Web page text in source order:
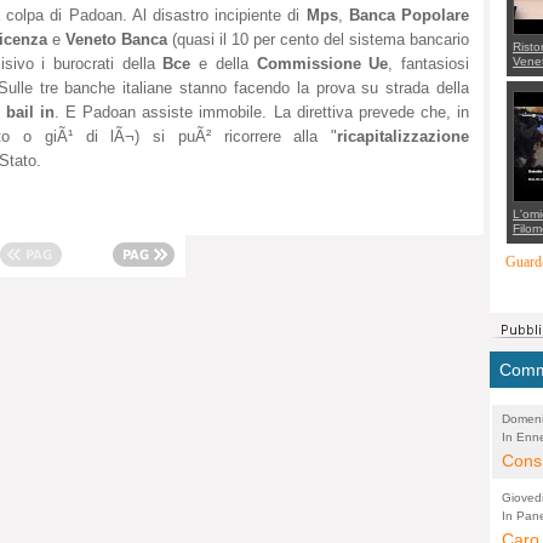
colpa di Padoan. Al disastro incipiente di Mps, Banca Popolare
e Veneto Banca(quasi il 10 per cento del sistema bancario
i burocrati della Bcee della Commissione Ue, fantasiosi
tre banche italiane stanno facendo la prova su strada della
bail in. E Padoan assiste immobile. La direttiva prevede che, in
o giÃ¹ di lÃ¬) si puÃ² ricorrere alla "ricapitalizzazione
con
In
In